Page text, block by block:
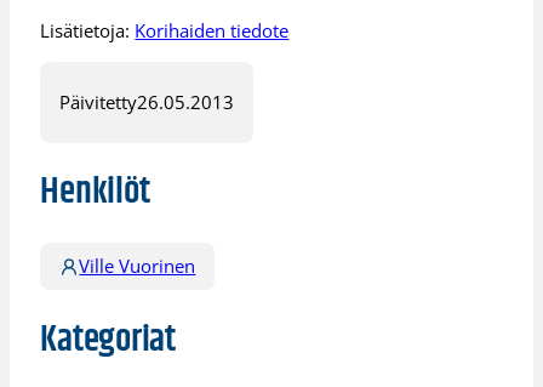
Lisätietoja: Korihaiden tiedote
Päivitetty26.05.2013
Henkilöt
Ville Vuorinen
Kategoriat